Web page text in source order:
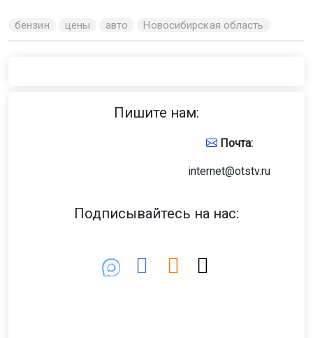
бензин цены авто Новосибирская область
Пишите нам:
Почта:
internet@otstv.ru
Подписывайтесь на нас: